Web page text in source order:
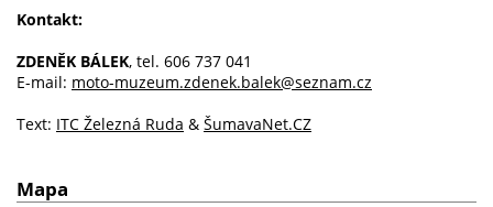
Kontakt:
ZDENĚK BÁLEK, tel. 606 737 041
E-mail: moto-muzeum.zdenek.balek@seznam.cz
Text: ITC Železná Ruda & ŠumavaNet.CZ
Mapa